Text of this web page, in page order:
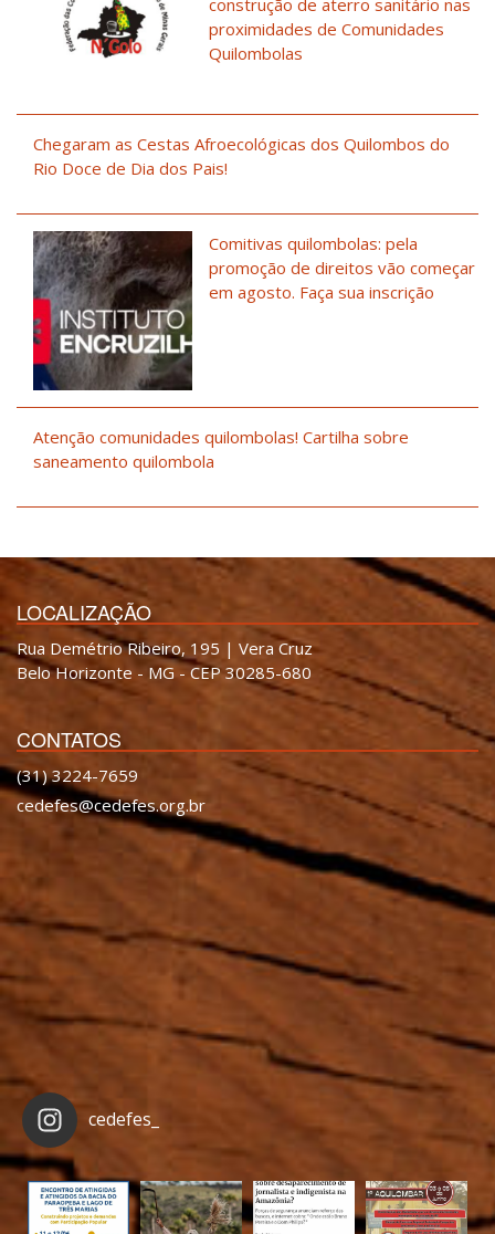
proximidades de Comunidades
Quilombolas
Chegaram as Cestas Afroecológicas dos Quilombos do
Rio Doce de Dia dos Pais!
Comitivas quilombolas: pela
promoção de direitos vão começar
em agosto. Faça sua inscrição
Atenção comunidades quilombolas! Cartilha sobre
saneamento quilombola
LOCALIZAÇÃO
Rua Demétrio Ribeiro, 195 | Vera Cruz
Belo Horizonte - MG - CEP 30285-680
CONTATOS
(31) 3224-7659
cedefes@cedefes.org.br
cedefes_